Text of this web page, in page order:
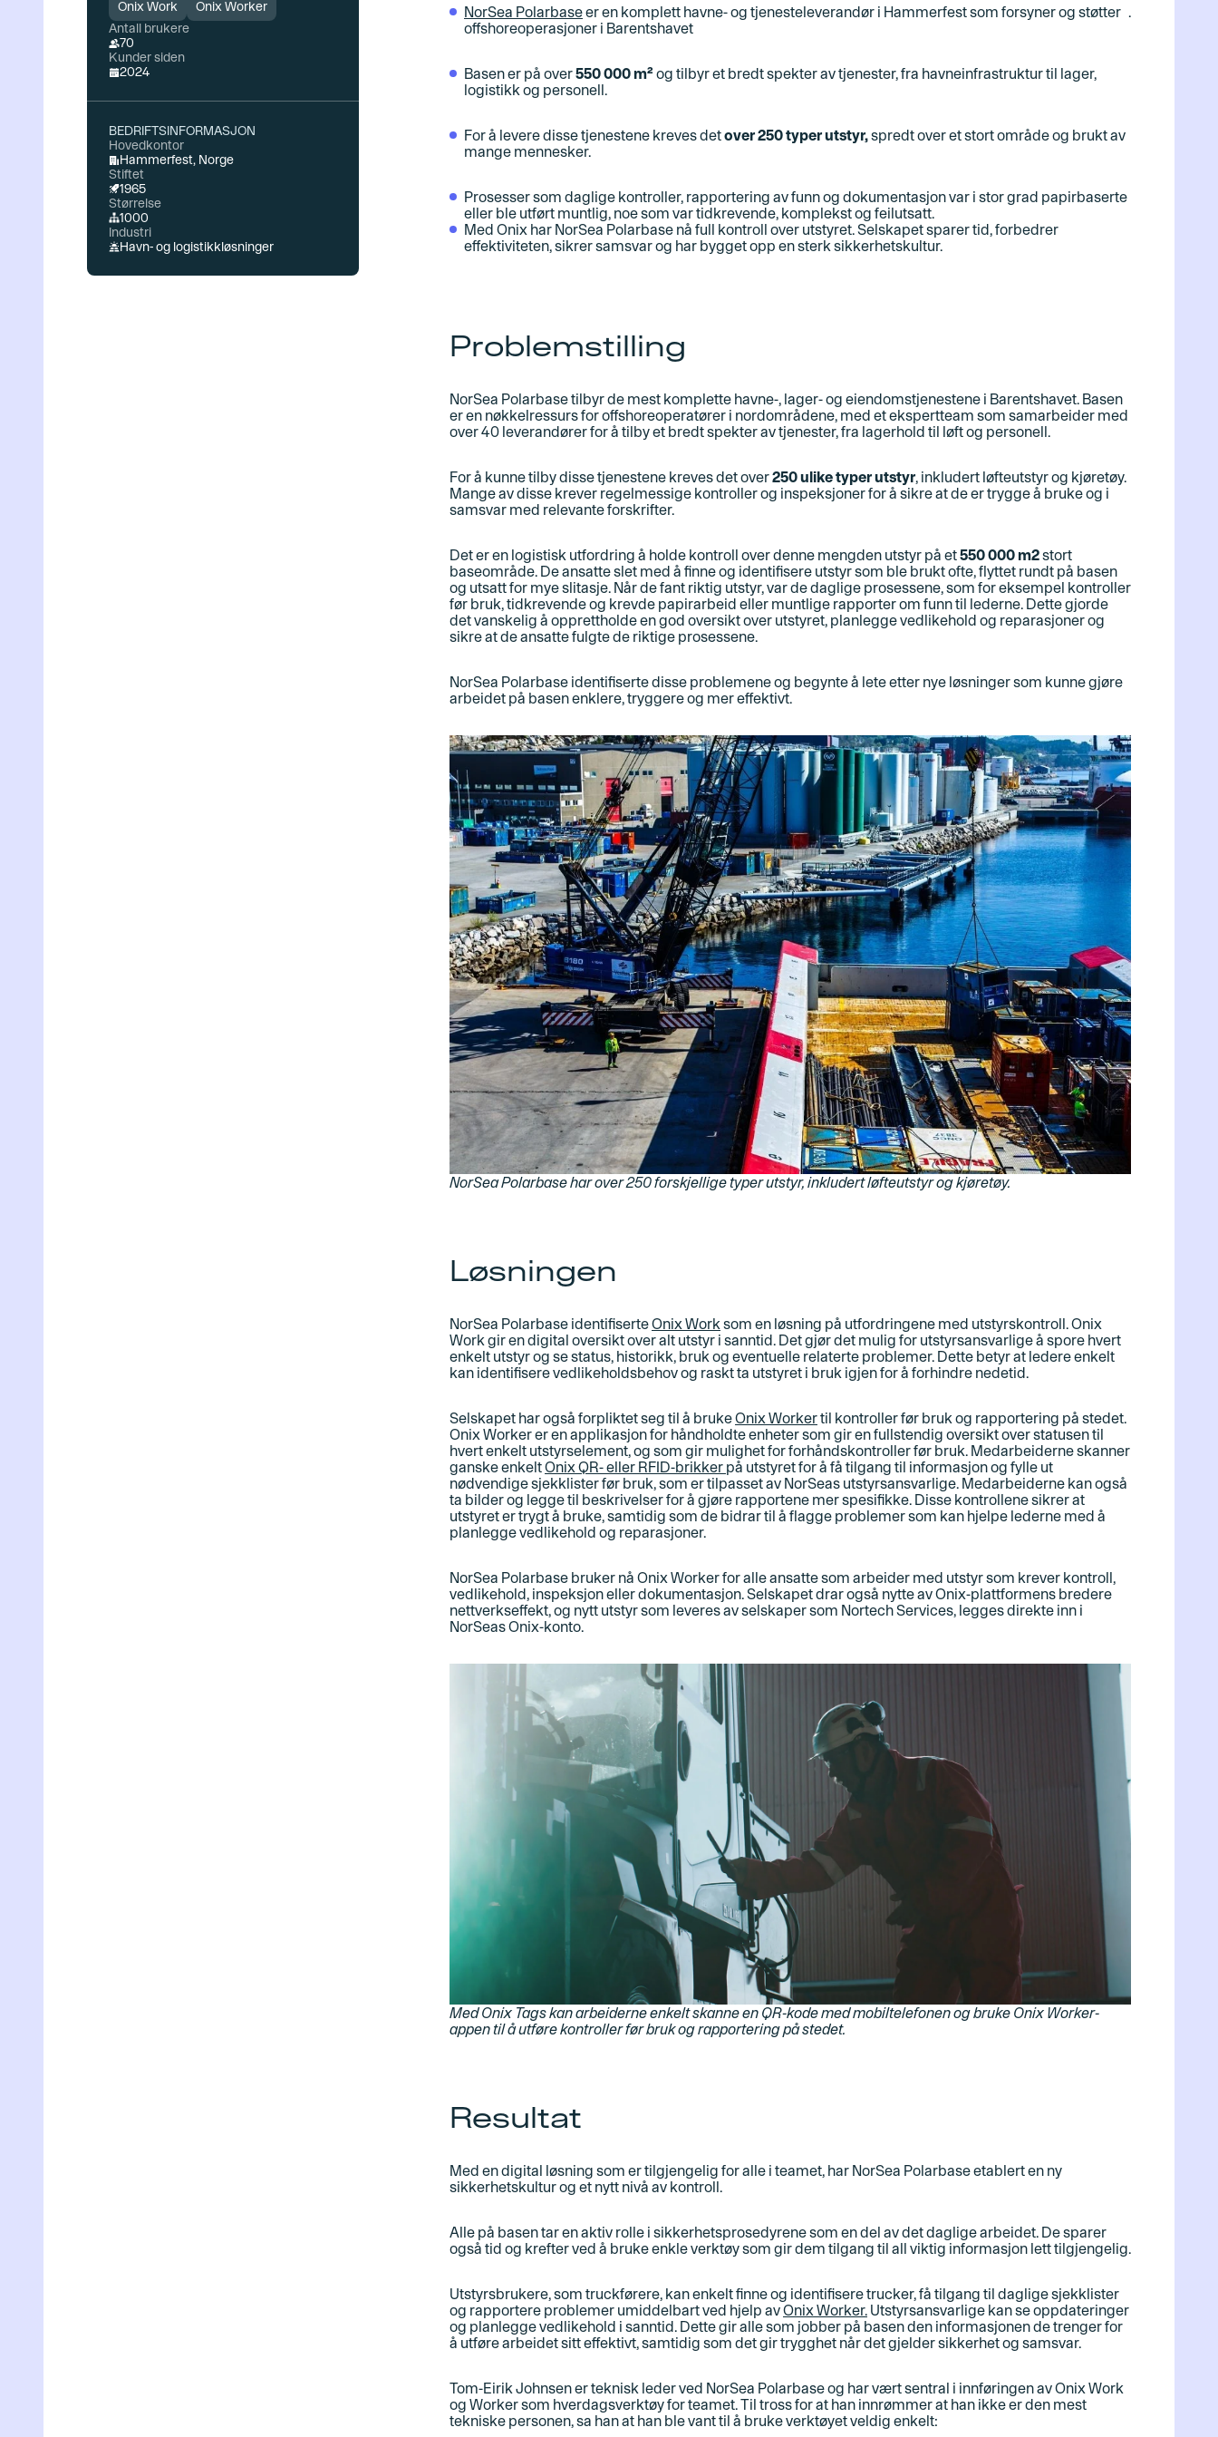
Onix Work
Onix Worker
Antall brukere
70
Kunder siden
2024
BEDRIFTSINFORMASJON
Hovedkontor
Hammerfest, Norge
Stiftet
1965
Størrelse
1000
Industri
Havn- og logistikkløsninger
NorSea Polarbaseer en komplett havne- og tjenesteleverandør i Hammerfest som forsyner og støtter
offshoreoperasjoner i Barentshavet
.
Basen er på over550 000 m² og tilbyr et bredt spekter av tjenester, fra havneinfrastruktur til lager,
logistikk og personell.
For å levere disse tjenestene kreves detover 250 typer utstyr,spredt over et stort område og brukt av
mange mennesker.
Prosesser som daglige kontroller, rapportering av funn og dokumentasjon var i stor grad papirbaserte
eller ble utført muntlig, noe som var tidkrevende, komplekst og feilutsatt.
Med Onix har NorSea Polarbase nå full kontroll over utstyret.Selskapet sparer tid, forbedrer
effektiviteten, sikrer samsvar og har bygget opp en sterk sikkerhetskultur.
Problemstilling
NorSea Polarbase tilbyr de mest komplette havne-, lager- og eiendomstjenestene i Barentshavet. Basen
er en nøkkelressurs for offshoreoperatører i nordområdene, med et ekspertteam som samarbeider med
over 40 leverandører for å tilby et bredt spekter av tjenester,fra lagerhold til løft og personell.
For å kunne tilby disse tjenestene krevesdetover250 ulike typer utstyr, inkludert løfteutstyr og kjøretøy.
Mange av disse krever regelmessige kontroller og inspeksjoner for å sikre at de er trygge å bruke og i
samsvar med relevante forskrifter.
Det er en logistisk utfordring å holde kontroll over denne mengden utstyr på et550 000 m2stort
baseområde. De ansatte slet med å finne og identifisere utstyr som ble brukt ofte, flyttet rundt på basen
og utsatt for mye slitasje. Når de fant riktig utstyr, var de daglige prosessene, som for eksempel kontroller
før bruk, tidkrevende og krevde papirarbeid eller muntlige rapporter om funn til lederne. Dette gjorde
det vanskelig å opprettholde en god oversikt over utstyret, planlegge vedlikehold og reparasjoner og
sikre at de ansatte fulgte de riktige prosessene.
NorSea Polarbase identifiserte disse problemene og begynte å lete etter nye løsninger som kunne gjøre
arbeidet på basen enklere, tryggere og mer effektivt.
NorSea Polarbase harover 250 forskjellige typer utstyr, inkludert løfteutstyr og kjøretøy.
Løsningen
NorSea Polarbase identifiserteOnix Worksom en løsning på utfordringene med utstyrskontroll. Onix
Work gir en digital oversikt over alt utstyr i sanntid. Det gjør det mulig for utstyrsansvarlige å spore hvert
enkelt utstyr og se status, historikk, bruk og eventuelle relaterte problemer. Dette betyr at ledere enkelt
kan identifisere vedlikeholdsbehov og raskt ta utstyret i bruk igjen for å forhindre nedetid.
Selskapet har også forpliktet seg til å brukeOnix Workertil kontroller før bruk og rapportering på stedet.
Onix Worker er en applikasjon for håndholdte enheter som gir en fullstendig oversikt over statusen til
hvert enkelt utstyrselement, og som gir mulighet for forhåndskontroller før bruk. Medarbeiderne skanner
ganske enkeltOnix QR- eller RFID-brikker på utstyret for å få tilgang til informasjon og fylle ut
nødvendige sjekklister før bruk, som er tilpasset av NorSeas utstyrsansvarlige. Medarbeiderne kan også
ta bilder og legge til beskrivelser for å gjøre rapportene mer spesifikke. Disse kontrollene sikrer at
utstyret er trygt å bruke, samtidig som de bidrar til å flagge problemer som kan hjelpe lederne med å
planlegge vedlikehold og reparasjoner.
NorSea Polarbase bruker nå Onix Worker for alle ansatte som arbeider med utstyr som krever kontroll,
vedlikehold, inspeksjon eller dokumentasjon. Selskapet drar også nytte av Onix-plattformens bredere
nettverkseffekt, og nytt utstyr som leveres av selskaper som Nortech Services, legges direkte inn i
NorSeas Onix-konto.
Med Onix Tags kan arbeiderne enkelt skanne en QR-kode med mobiltelefonen og bruke Onix Worker-
appen til å utføre kontroller før bruk og rapportering på stedet.
Resultat
Med en digital løsning som er tilgjengelig for alle i teamet, har NorSea Polarbase etablert en ny
sikkerhetskultur og et nytt nivå av kontroll
Alle på basen tar en aktiv rolle i sikkerhetsprosedyrene som en del av det daglige arbeidet. De sparer
også tid og krefter ved å bruke enkle verktøy som gir dem tilgang til all viktig informasjon lett tilgjengelig
Utstyrsbrukere, som truckførere, kan enkelt finne og identifisere trucker, få tilgang til daglige sjekklister
og rapportere problemer umiddelbart ved hjelp avOnix Worker. Utstyrsansvarlige kan se oppdateringer
og planlegge vedlikehold i sanntid. Dette gir alle som jobber på basen den informasjonen de trenger for
å utføre arbeidet sitt effektivt, samtidig som det gir trygghet når det gjelder sikkerhet og samsvar.
Tom-Eirik Johnsen er teknisk leder ved NorSea Polarbase og har vært sentral i innføringen av Onix Work
og Worker som hverdagsverktøy for teamet. Til tross for at han innrømmer at han ikke er den mest
tekniske personen, sa han at han ble vant til å bruke verktøyet veldig enkelt: